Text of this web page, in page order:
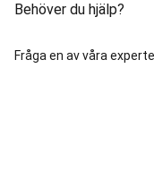
Behöver du hjälp?
Fråga en av våra